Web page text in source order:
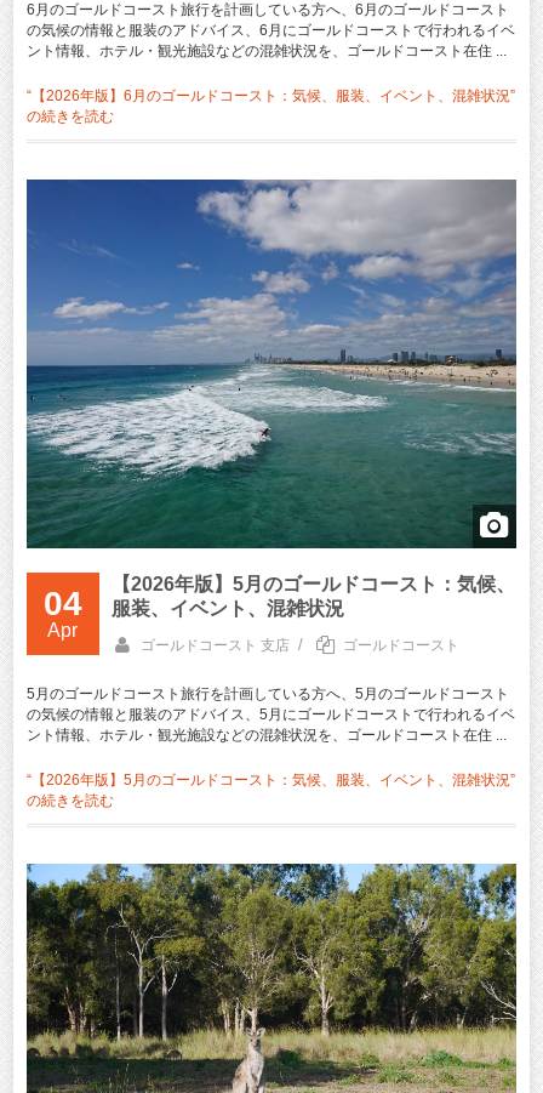
6月のゴールドコースト旅行を計画している方へ、6月のゴールドコースト
の気候の情報と服装のアドバイス、6月にゴールドコーストで行われるイベ
ント情報、ホテル・観光施設などの混雑状況を、ゴールドコースト在住 ...
“【2026年版】6月のゴールドコースト：気候、服装、イベント、混雑状況”
の続きを読む
04
Apr
【2026年版】5月のゴールドコースト：気候、
服装、イベント、混雑状況
ゴールドコースト 支店 / ゴールドコースト
5月のゴールドコースト旅行を計画している方へ、5月のゴールドコースト
の気候の情報と服装のアドバイス、5月にゴールドコーストで行われるイベ
ント情報、ホテル・観光施設などの混雑状況を、ゴールドコースト在住 ...
“【2026年版】5月のゴールドコースト：気候、服装、イベント、混雑状況”
の続きを読む